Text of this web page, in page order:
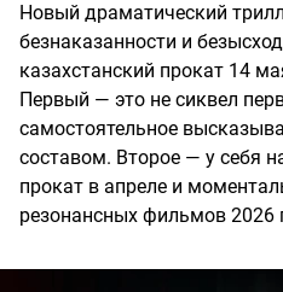
Новый драматический
безнаказанности и
казахстанский прокат 14
Первый — это не сиквел
самостоятельное
составом. Второе — у себя
прокат в апреле и
резонансных фильмов 2026